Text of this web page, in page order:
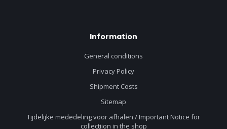
Information
General conditions
Privacy Policy
Shipment Costs
Sitemap
Tijdelijke mededeling voor afhalen / Important Notice for
collectiion in the shop